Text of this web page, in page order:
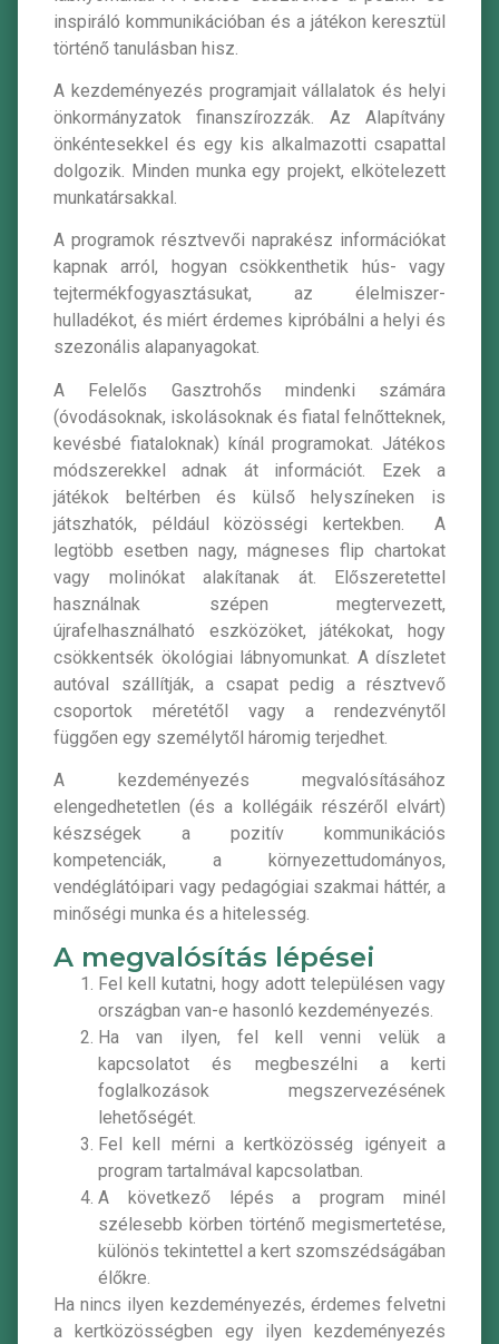
inspiráló kommunikációban és a játékon keresztül
történő tanulásban hisz.
A kezdeményezés programjait vállalatok és helyi
önkormányzatok finanszírozzák. Az Alapítvány
önkéntesekkel és egy kis alkalmazotti csapattal
dolgozik. Minden munka egy projekt, elkötelezett
munkatársakkal.
A programok résztvevői naprakész információkat
kapnak arról, hogyan csökkenthetik hús- vagy
tejtermékfogyasztásukat, az élelmiszer-
hulladékot, és miért érdemes kipróbálni a helyi és
szezonális alapanyagokat.
A Felelős Gasztrohős mindenki számára
(óvodásoknak, iskolásoknak és fiatal felnőtteknek,
kevésbé fiataloknak) kínál programokat. Játékos
módszerekkel adnak át információt. Ezek a
játékok beltérben és külső helyszíneken is
játszhatók, például közösségi kertekben. A
legtöbb esetben nagy, mágneses flip chartokat
vagy molinókat alakítanak át. Előszeretettel
használnak szépen megtervezett,
újrafelhasználható eszközöket, játékokat, hogy
csökkentsék ökológiai lábnyomunkat. A díszletet
autóval szállítják, a csapat pedig a résztvevő
csoportok méretétől vagy a rendezvénytől
függően egy személytől háromig terjedhet.
A kezdeményezés megvalósításához
elengedhetetlen (és a kollégáik részéről elvárt)
készségek a pozitív kommunikációs
kompetenciák, a környezettudományos,
vendéglátóipari vagy pedagógiai szakmai háttér, a
minőségi munka és a hitelesség.
A megvalósítás lépései
Fel kell kutatni, hogy adott településen vagy
országban van-e hasonló kezdeményezés.
Ha van ilyen, fel kell venni velük a
kapcsolatot és megbeszélni a kerti
foglalkozások megszervezésének
lehetőségét.
Fel kell mérni a kertközösség igényeit a
program tartalmával kapcsolatban.
A következő lépés a program minél
szélesebb körben történő megismertetése,
különös tekintettel a kert szomszédságában
élőkre.
Ha nincs ilyen kezdeményezés, érdemes felvetni
a kertközösségben egy ilyen kezdeményezés